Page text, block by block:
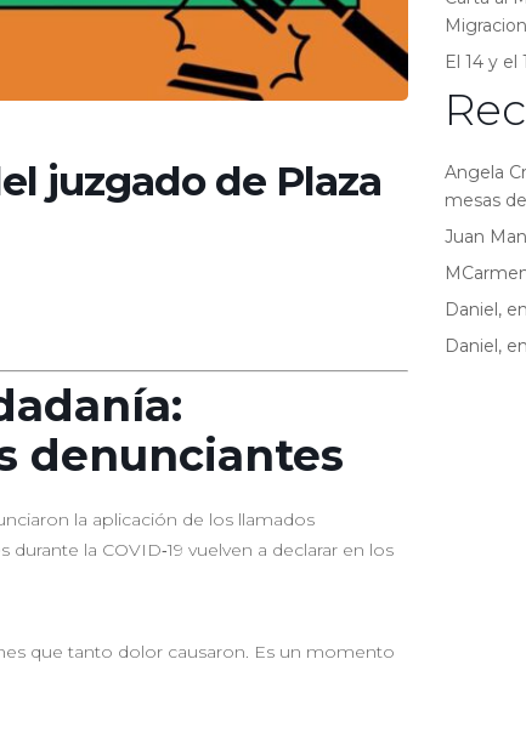
juzgado de Plaza
denunciantes
la aplicación de los llamados
durante la COVID‑19 vuelven a declarar en los
que tanto dolor causaron. Es un momento
El 14 y el
Angela
mesas
Juan
Daniel,
Daniel,